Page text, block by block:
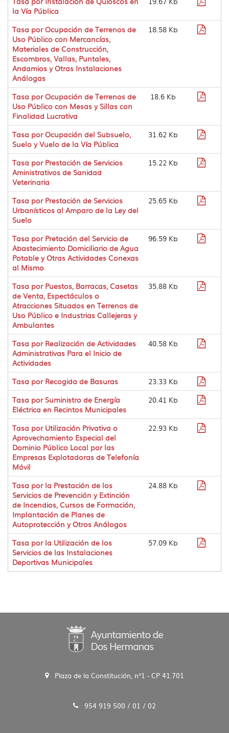
la Vía Pública
Tasa por Ocupación de Terrenos de
Uso Público con Mercancías,
Materiales de Construcción,
Escombros, Vallas, Puntales,
Andamios y Otras Instalaciones
Análogas
18.58 Kb
Tasa por Ocupación de Terrenos de
Uso Público con Mesas y Sillas con
Finalidad Lucrativa
18.6 Kb
Tasa por Ocupación del Subsuelo,
Suelo y Vuelo de la Vía Pública
31.62 Kb
Tasa por Prestación de Servicios
Aministrativos de Sanidad
Veterinaria
15.22 Kb
Tasa por Prestación de Servicios
Urbanísticos al Amparo de la Ley del
Suelo
25.65 Kb
Tasa por Pretación del Servicio de
Abastecimiento Domiciliario de Agua
Potable y Otras Actividades Conexas
al Mismo
96.59 Kb
Tasa por Puestos, Barracas, Casetas
de Venta, Espectáculos o
Atracciones Situados en Terrenos de
Uso Público e Industrias Callejeras y
Ambulantes
35.88 Kb
Tasa por Realización de Actividades
Administrativas Para el Inicio de
Actividades
40.58 Kb
Tasa por Recogida de Basuras 23.33 Kb
pdf
Tasa por Suministro de Energía
Eléctrica en Recintos Municipales
20.41 Kb
Tasa por Utilización Privativa o
Aprovechamiento Especial del
Dominio Público Local por las
Empresas Explotadoras de Telefonía
Móvil
22.93 Kb
Tasa por la Prestación de los
Servicios de Prevención y Extinción
de Incendios, Cursos de Formación,
Implantación de Planes de
Autoprotección y Otros Análogos
24.88 Kb
Tasa por la Utilización de los
Servicios de las Instalaciones
Deportivas Municipales
57.09 Kb
Plaza de la Constitución, n°1 - CP 41.701
954 919 500 / 01 / 02